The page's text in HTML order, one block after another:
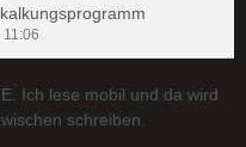
Ich lese mobil und da wird
schreiben.